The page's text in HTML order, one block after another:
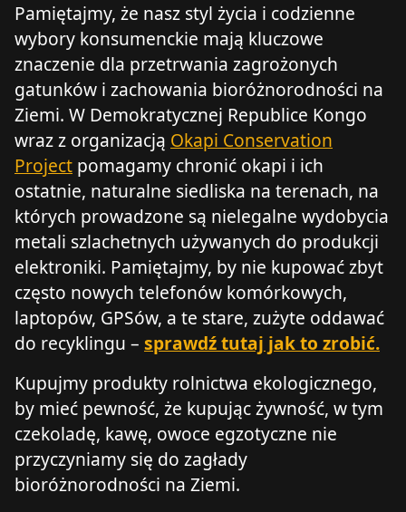
Pamiętajmy, że nasz styl życia i codzienne
wybory konsumenckie mają kluczowe
znaczenie dla przetrwania zagrożonych
gatunków i zachowania bioróżnorodności na
Ziemi. W Demokratycznej Republice Kongo
wraz z organizacją Okapi Conservation
Project pomagamy chronić okapi i ich
ostatnie, naturalne siedliska na terenach, na
których prowadzone są nielegalne wydobycia
metali szlachetnych używanych do produkcji
elektroniki. Pamiętajmy, by nie kupować zbyt
często nowych telefonów komórkowych,
laptopów, GPSów, a te stare, zużyte oddawać
do recyklingu – sprawdź tutaj jak to zrobić.
Kupujmy produkty rolnictwa ekologicznego,
by mieć pewność, że kupując żywność, w tym
czekoladę, kawę, owoce egzotyczne nie
przyczyniamy się do zagłady
bioróżnorodności na Ziemi.